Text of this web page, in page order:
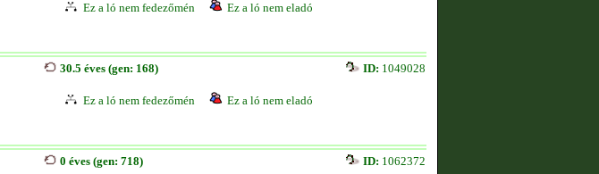
Ez a ló nem fedezőmén Ez a ló nem eladó
30.5 éves (gen: 168) ID: 1049028
Ez a ló nem fedezőmén Ez a ló nem eladó
0 éves (gen: 718) ID: 1062372